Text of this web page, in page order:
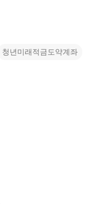
청년미래적금도약계좌